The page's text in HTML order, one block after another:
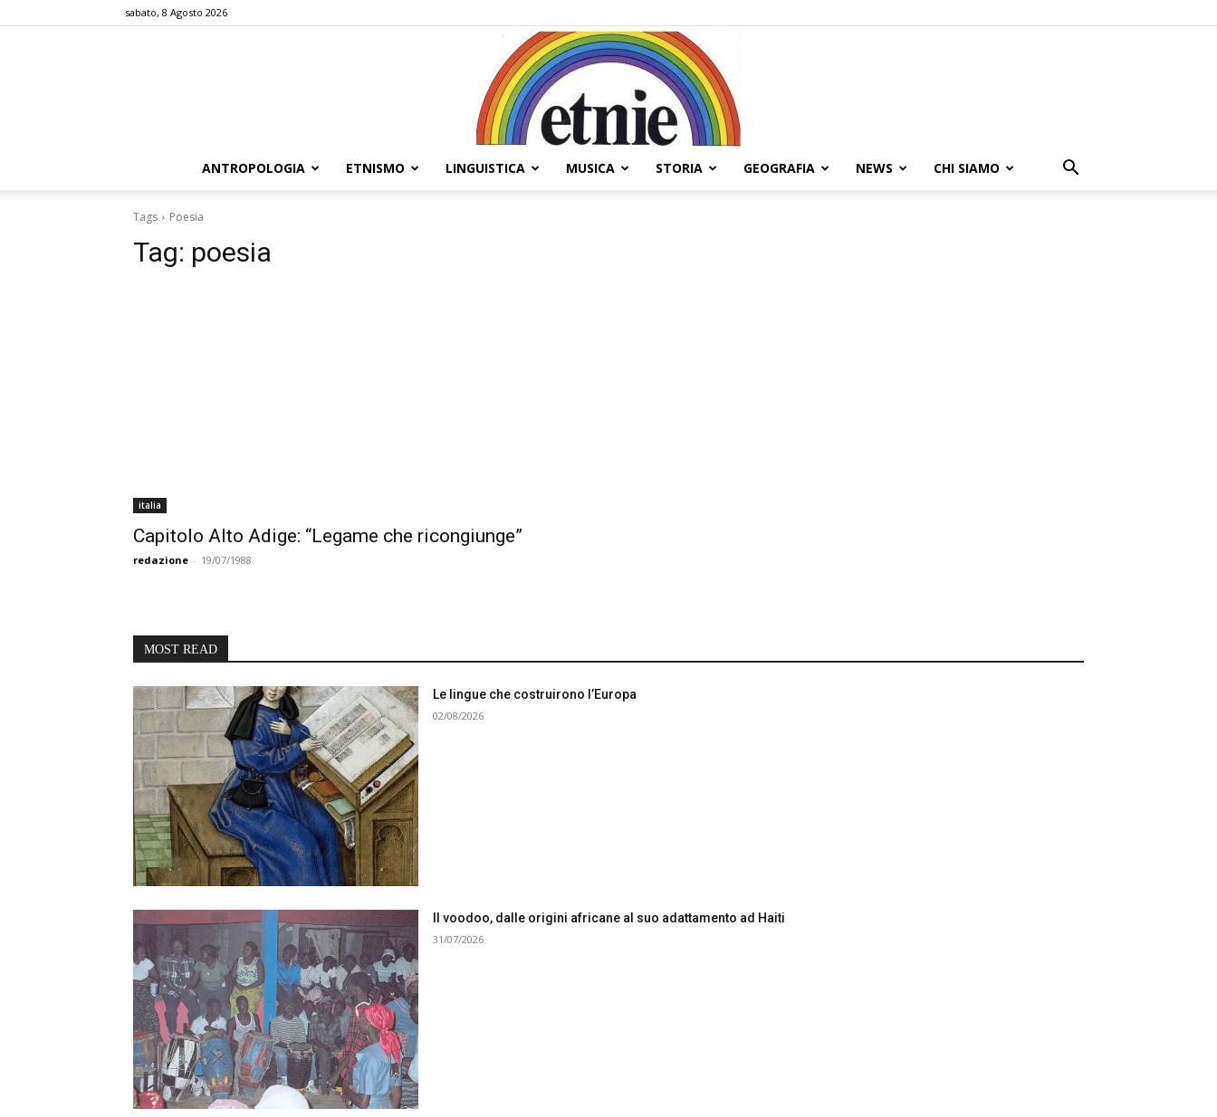
sabato, 8 Agosto 2026
ANTROPOLOGIA ETNISMO LINGUISTICA MUSICA STORIA GEOGRAFIA NEWS CHI SIAMO
Tags Poesia
Tag: poesia
italia
Capitolo Alto Adige: “Legame che ricongiunge”
redazione - 19/07/1988
MOST READ
Le lingue che costruirono l’Europa
02/08/2026
Il voodoo, dalle origini africane al suo adattamento ad Haiti
31/07/2026